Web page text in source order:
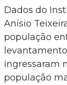
Dados do
Anísio
população
ingressaram
população